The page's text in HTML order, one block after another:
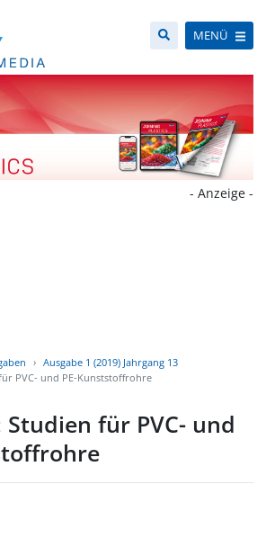
MENÜ
- Anzeige -
Ausgabe 1 (2019) Jahrgang 13
PVC- und PE-Kunststoffrohre
Studien für PVC- und